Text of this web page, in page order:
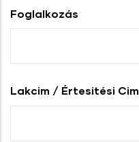
Foglalkozás
Lakcim / Értesitési Cim